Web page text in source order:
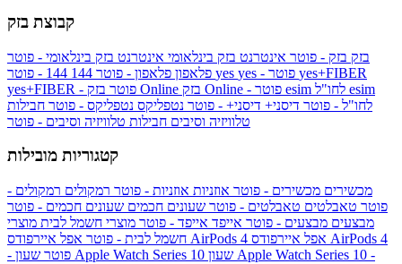
קבוצת בזק
בזק בזק - פוטר אינטרנט בזק בינלאומי אינטרנט בזק בינלאומי - פוטר
פלאפון פלאפון - פוטר 144 yes
yes+FIBER
yes+FIBER - פוטר בזק Online
esim
לחו"ל - פוטר דיסני+ דיסני+ - פוטר נטפליקס נטפליקס - פוטר חבילות
טלוויזיה וסיבים חבילות טלוויזיה וסיבים - פוטר
קטגוריות מובילות
מכשירים מכשירים - פוטר אוזניות אוזניות - פוטר רמקולים רמקולים -
פוטר טאבלטים טאבלטים - פוטר שעונים חכמים שעונים חכמים - פוטר
מבצעים מבצעים - פוטר אייפד אייפד - פוטר מוצרי חשמל לבית מוצרי
חשמל לבית - פוטר אפל איירפודס AirPods 4 אפל איירפודס AirPods 4
- פוטר שעון Apple Watch Series 10 שעון Apple Watch Series 10 -